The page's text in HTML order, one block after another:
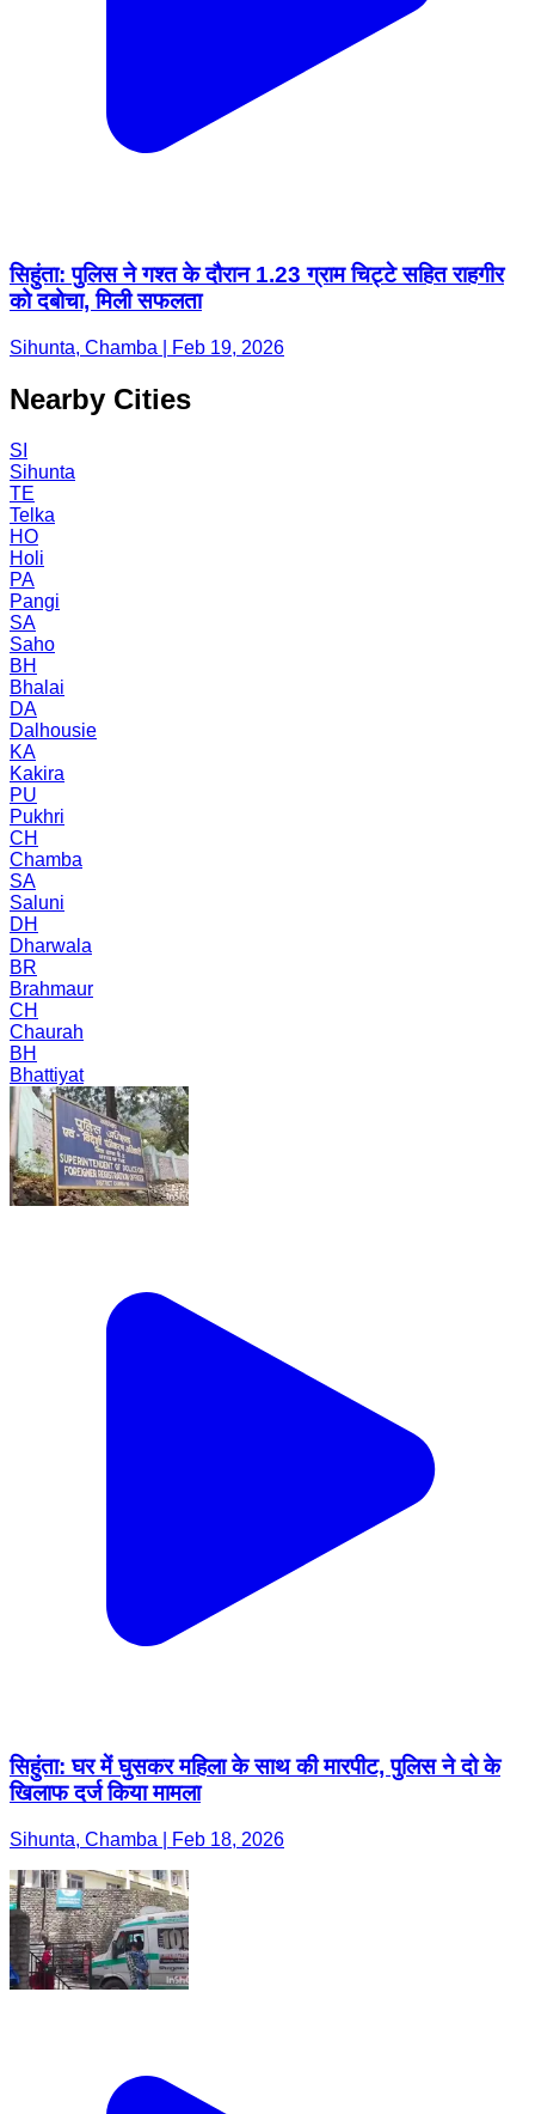
सिहुंता: पुलिस ने गश्त के दौरान 1.23 ग्राम चिट्टे सहित राहगीर
को दबोचा, मिली सफलता
Sihunta, Chamba | Feb 19, 2026
Nearby Cities
SI
Sihunta
TE
Telka
HO
Holi
PA
Pangi
SA
Saho
BH
Bhalai
DA
Dalhousie
KA
Kakira
PU
Pukhri
CH
Chamba
SA
Saluni
DH
Dharwala
BR
Brahmaur
CH
Chaurah
BH
Bhattiyat
सिहुंता: घर में घुसकर महिला के साथ की मारपीट, पुलिस ने दो के
खिलाफ दर्ज किया मामला
Sihunta, Chamba | Feb 18, 2026